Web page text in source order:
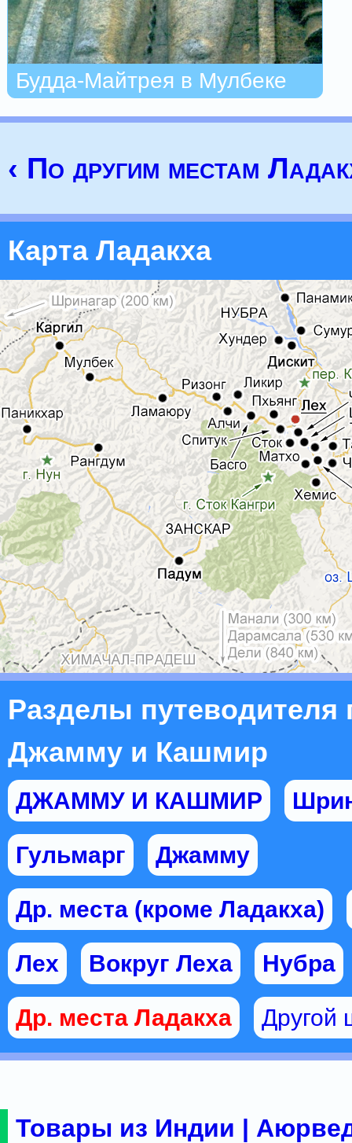
Будда-Майтрея в Мулбеке
‹ По другим местам
Карта Ладакха
Разделы путеводителя
Джамму и Кашмир
ДЖАММУ И КАШМИР
Гульмарг Джамму
Др. места (кроме Ладакха)
Лех Вокруг Леха Нубра
Др. места Ладакха Другой
Товары из Индии |